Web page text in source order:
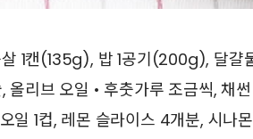
1캔(135g), 밥 1공기(200g), 달걀
, 올리브 오일 • 후춧가루 조금씩,
오일 1컵, 레몬 슬라이스 4개분, 시